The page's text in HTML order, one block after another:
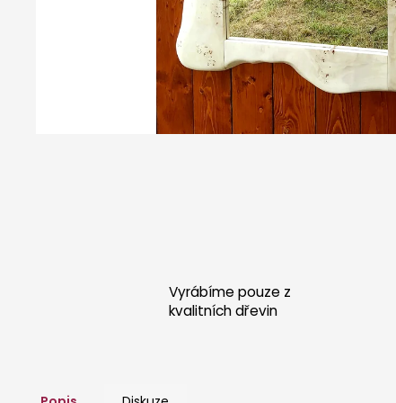
Vyrábíme pouze z
kvalitních dřevin
POSTEL KRÉTA - DUB
26 000 Kč